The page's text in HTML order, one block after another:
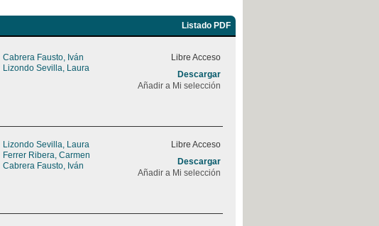
Listado PDF
Cabrera Fausto, Iván
Lizondo Sevilla, Laura
Libre Acceso
Descargar
Añadir a Mi selección
Lizondo Sevilla, Laura
Ferrer Ribera, Carmen
Cabrera Fausto, Iván
Libre Acceso
Descargar
Añadir a Mi selección